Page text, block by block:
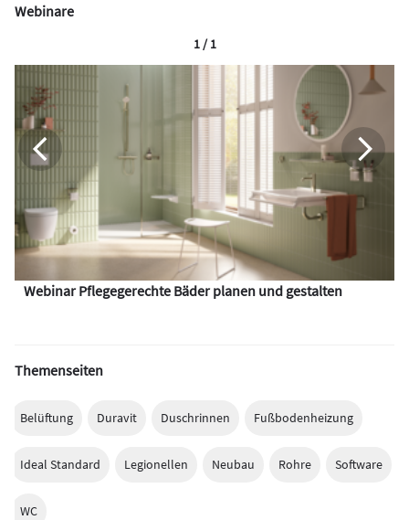
Webinare
Webinar Pflegegerechte Bäder planen und gestalten
1 / 1
Themenseiten
Belüftung Duravit Duschrinnen Fußbodenheizung
Ideal Standard Legionellen Neubau Rohre Software
WC